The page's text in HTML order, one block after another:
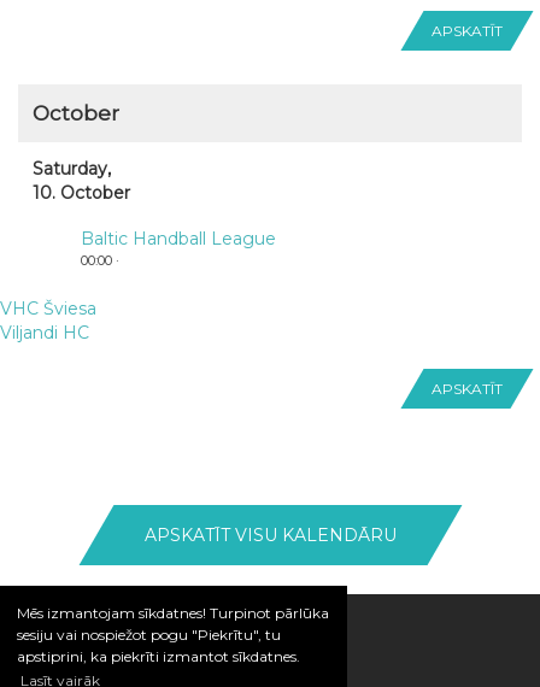
Mēs izmantojam sīkdatnes! Turpinot pārlūka
sesiju vai nospiežot pogu "Piekrītu", tu
apstiprini, ka piekrīti izmantot sīkdatnes.
Lasīt vairāk
APSKATĪT
October
Saturday,
10. October
Baltic Handball League
00:00 ·
VHC Šviesa
Viljandi HC
APSKATĪT
APSKATĪT VISU KALENDĀRU